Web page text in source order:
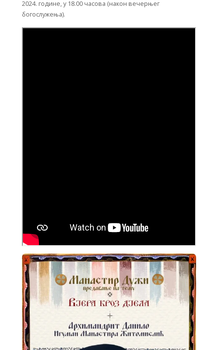
2024. године, у 18.00 часова (након вечерњег
богослужења).